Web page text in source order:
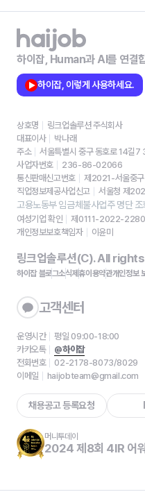
하이잡, Human과 AI를 연결
하이잡, 이렇게 사용하세요.
상호명
링크업솔루션 주식회사
대표이사
박나래
주소
서울특별시 중구 동호로 14길7
사업자번호
236-86-02066
통신판매신고번호
제2021-서울중
직업정보제공사업신고
서울청 제
고용노동부 임금체불사업주 명단 조
여성기업 확인
제0111-2022-
개인정보보호책임자
이윤미
링크업솔루션(C). All
하이잡 블로그소식제휴이용약관개인정보
고객센터
운영시간
평일 09:00-18:00
카카오톡
@하이잡
전화번호
02-2178-8073/8029
이메일
haijobteam@gmail.com
채용공고 등록요청
머니투데이
2024 제8회 4IR 어